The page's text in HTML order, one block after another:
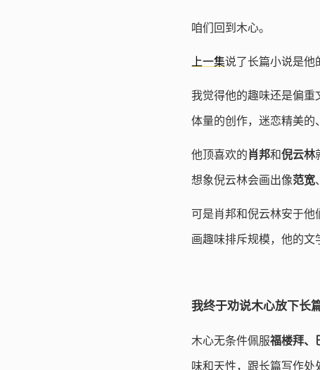
咱们回到木心。
上一集说了长篇小说是他
我觉得他的趣味还是偏重
体量的创作，迷恋精美的
他顶喜欢的肖邦和倪云林
想象倪云林会画出像范宽、
可是肖邦和倪云林安于
画趣味排斥规模，他的文
我终于劝说木心放下长
木心无条件佩服福楼拜、
味和天性，跟长篇写作处